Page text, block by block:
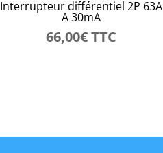
Interrupteur différentiel 2P 63A
A 30mA
66,00€TTC